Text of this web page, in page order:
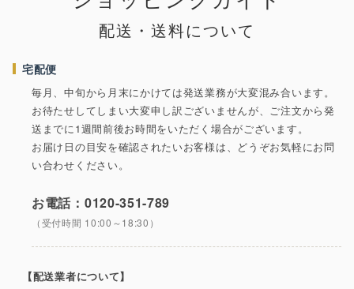
配送・送料について
宅配便
毎月、中旬から月末にかけては発送業務が大変混み合います。
お待たせしてしまい大変申し訳ございませんが、ご注文から発
送までに1週間前後お時間をいただく場合がございます。
お届け日の目安を確認されたいお客様は、どうぞお気軽にお問
い合わせください。
お電話：0120-351-789
（受付時間 10:00～18:30）
【配送業者について】